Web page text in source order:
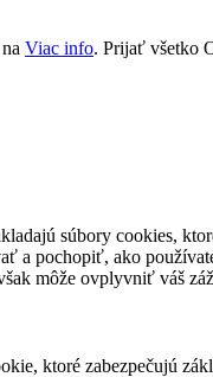
Viac info. Prijať všetko
súbory cookies,
a pochopiť, ako
môže ovplyvniť váš
ktoré zabezpečujú